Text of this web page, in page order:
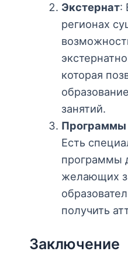
Экстернат:
регионах
которая
занятий.
Программы
Есть
программы
желающих
получить
Заключение